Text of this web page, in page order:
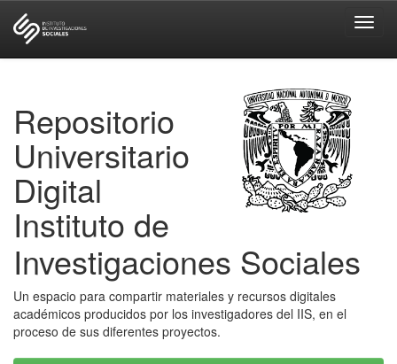
Repositorio
Universitario
Digital
Instituto de
Investigaciones Sociales
Un espacio para compartir materiales y recursos digitales
académicos producidos por los investigadores del IIS, en el
proceso de sus diferentes proyectos.